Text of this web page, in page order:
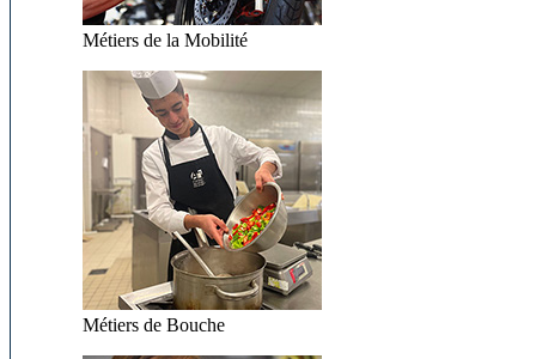
Métiers de la Mobilité
Métiers de Bouche